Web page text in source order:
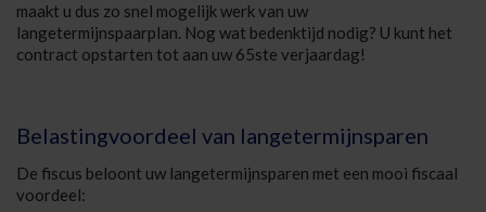
maakt u dus zo snel mogelijk werk van uw
langetermijnspaarplan. Nog wat bedenktijd nodig? U kunt het
contract opstarten tot aan uw 65ste verjaardag!
Belastingvoordeel van langetermijnsparen
De fiscus beloont uw langetermijnsparen met een mooi fiscaal
voordeel: